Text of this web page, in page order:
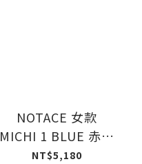
NOTACE 女款
MICHI 1 BLUE 赤足
路跑鞋
NT$5,180